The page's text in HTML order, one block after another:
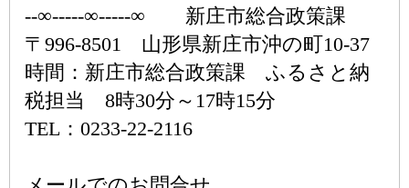
--∞-----∞-----∞ 新庄市総合政策課
〒996-8501 山形県新庄市沖の町10-37
時間：新庄市総合政策課 ふるさと納
税担当 8時30分～17時15分
TEL：0233-22-2116